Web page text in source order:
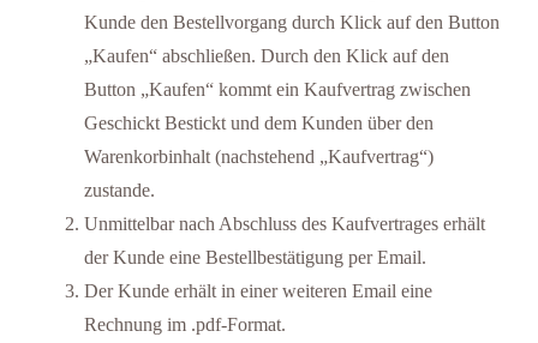
Kunde den Bestellvorgang durch Klick auf den Button
„Kaufen“ abschließen. Durch den Klick auf den
Button „Kaufen“ kommt ein Kaufvertrag zwischen
Geschickt Bestickt und dem Kunden über den
Warenkorbinhalt (nachstehend „Kaufvertrag“)
zustande.
Unmittelbar nach Abschluss des Kaufvertrages erhält
der Kunde eine Bestellbestätigung per Email.
Der Kunde erhält in einer weiteren Email eine
Rechnung im .pdf-Format.